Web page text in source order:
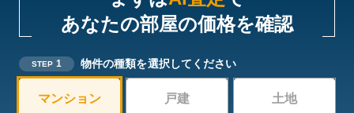
あなたの部屋の価格を確認
STEP 1 物件の種類を選択してください
マンション 戸建 土地